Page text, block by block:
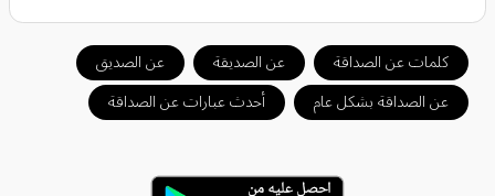
كلمات عن الصداقة عن الصديقة
عن الصديق
عن الصداقة بشكل عام
أحدث عبارات عن الصداقة